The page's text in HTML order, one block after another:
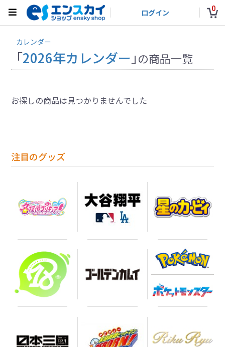
ログイン 0
注目のグッズ
カレンダー
「2026年カレンダー 」の商品一覧
お探しの商品は見つかりませんでした